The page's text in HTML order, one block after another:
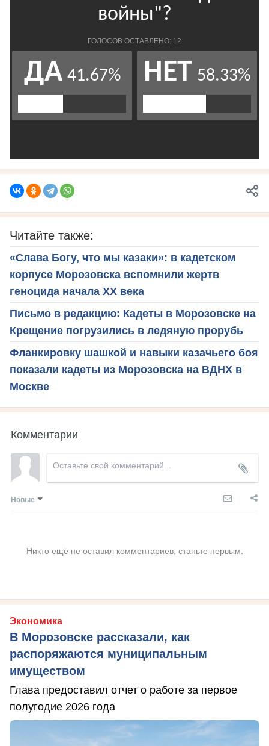
Читайте также:
«Слава Богу, что мы казаки»: в кадетском
корпусе Морозовска вспомнили жертв
геноцида начала XX века
Письмо в редакцию: Кадеты в Морозовске на
Крещение погрузились в ледяную прорубь
Фланкировку шашкой и навыки казачьего боя
показали кадеты из Морозовска на ВДНХ в
Москве
Комментарии
Новые
Никто ещё не оставил комментариев, станьте первым.
Экономика
В Морозовске рассказали, как
распоряжаются муниципальным
имуществом
Глава предоставил отчет о работе за первое
полугодие 2026 года